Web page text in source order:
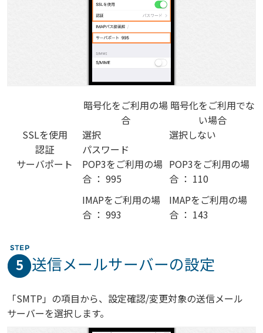
暗号化をご利用の場
合
暗号化をご利用でな
い場合
SSLを使用
選択
選択しない
認証
パスワード
サーバポート
POP3をご利用の場
合 ： 995
IMAPをご利用の場
合 ： 993
POP3をご利用の場
合 ： 110
IMAPをご利用の場
合 ： 143
5 送信メールサーバーの設定
「SMTP」の項目から、設定確認/変更対象の送信メール
サーバーを選択します。